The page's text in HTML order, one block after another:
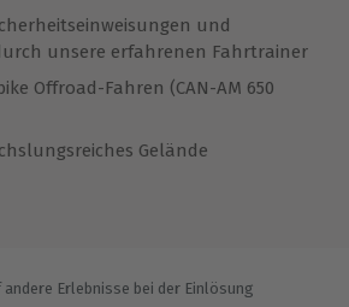
und
unsere erfahrenen Fahrtrainer
Offroad-Fahren (CAN-AM 650
Gelände
Erlebnisse bei der Einlösung